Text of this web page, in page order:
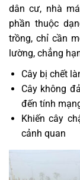
dân cư, nhà
phần thuộc
trồng, chỉ cần
lường, chẳng
Cây bị chết
Cây không
đến tính
Khiến cây
cảnh quan